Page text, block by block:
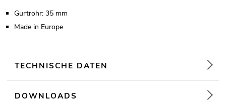
Gurtrohr: 35 mm
Made in Europe
TECHNISCHE DATEN
DOWNLOADS